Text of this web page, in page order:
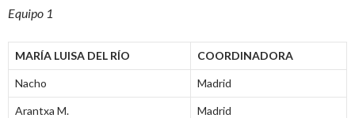
Equipo 1
MARÍA LUISA DEL RÍO COORDINADORA
Nacho Madrid
Arantxa M. Madrid